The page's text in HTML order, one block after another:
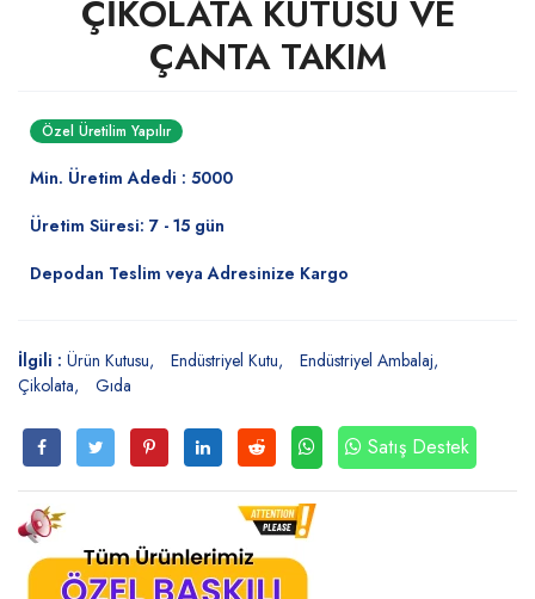
ÇİKOLATA KUTUSU VE
ÇANTA TAKIM
Özel Üretilim Yapılır
Min. Üretim Adedi : 5000
Üretim Süresi: 7 - 15 gün
Depodan Teslim veya Adresinize Kargo
İlgili : Ürün Kutusu Endüstriyel Kutu
Endüstriyel Ambalaj
Çikolata
Gıda
Satış Destek